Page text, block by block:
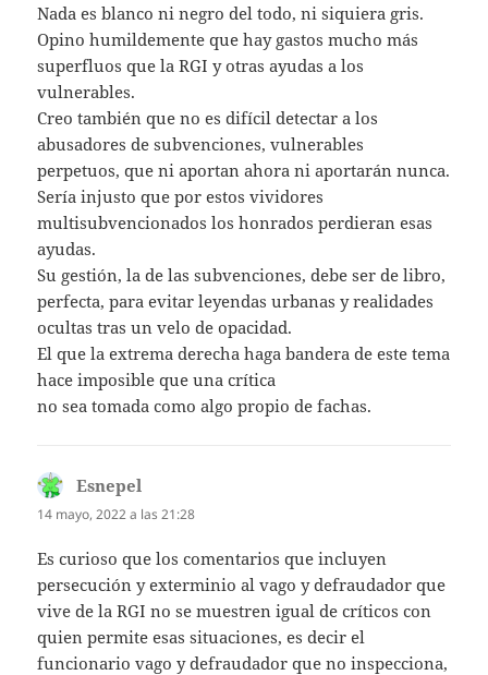
Nada es blanco ni negro del todo, ni siquiera gris.
Opino humildemente que hay gastos mucho más
superfluos que la RGI y otras ayudas a los
vulnerables.
Creo también que no es difícil detectar a los
abusadores de subvenciones, vulnerables
perpetuos, que ni aportan ahora ni aportarán nunca.
Sería injusto que por estos vividores
multisubvencionados los honrados perdieran esas
ayudas.
Su gestión, la de las subvenciones, debe ser de libro,
perfecta, para evitar leyendas urbanas y realidades
ocultas tras un velo de opacidad.
El que la extrema derecha haga bandera de este tema
hace imposible que una crítica
no sea tomada como algo propio de fachas.
Esnepel
14 mayo, 2022 a las 21:28
Es curioso que los comentarios que incluyen
persecución y exterminio al vago y defraudador que
vive de la RGI no se muestren igual de críticos con
quien permite esas situaciones, es decir el
funcionario vago y defraudador que no inspecciona,